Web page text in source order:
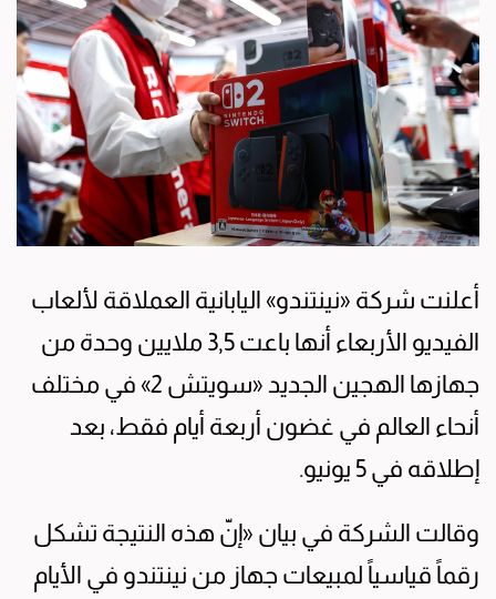
أعلنت شركة «نينتندو» اليابانية العملاقة لألعاب
الفيديو الأربعاء أنها باعت 3,5 ملايين وحدة من
جهازها الهجين الجديد «سويتش 2» في مختلف
أنحاء العالم في غضون أربعة أيام فقط، بعد
إطلاقه في 5 يونيو.
وقالت الشركة في بيان «إنّ هذه النتيجة تشكل
رقماً قياسياً لمبيعات جهاز من نينتندو في الأيام